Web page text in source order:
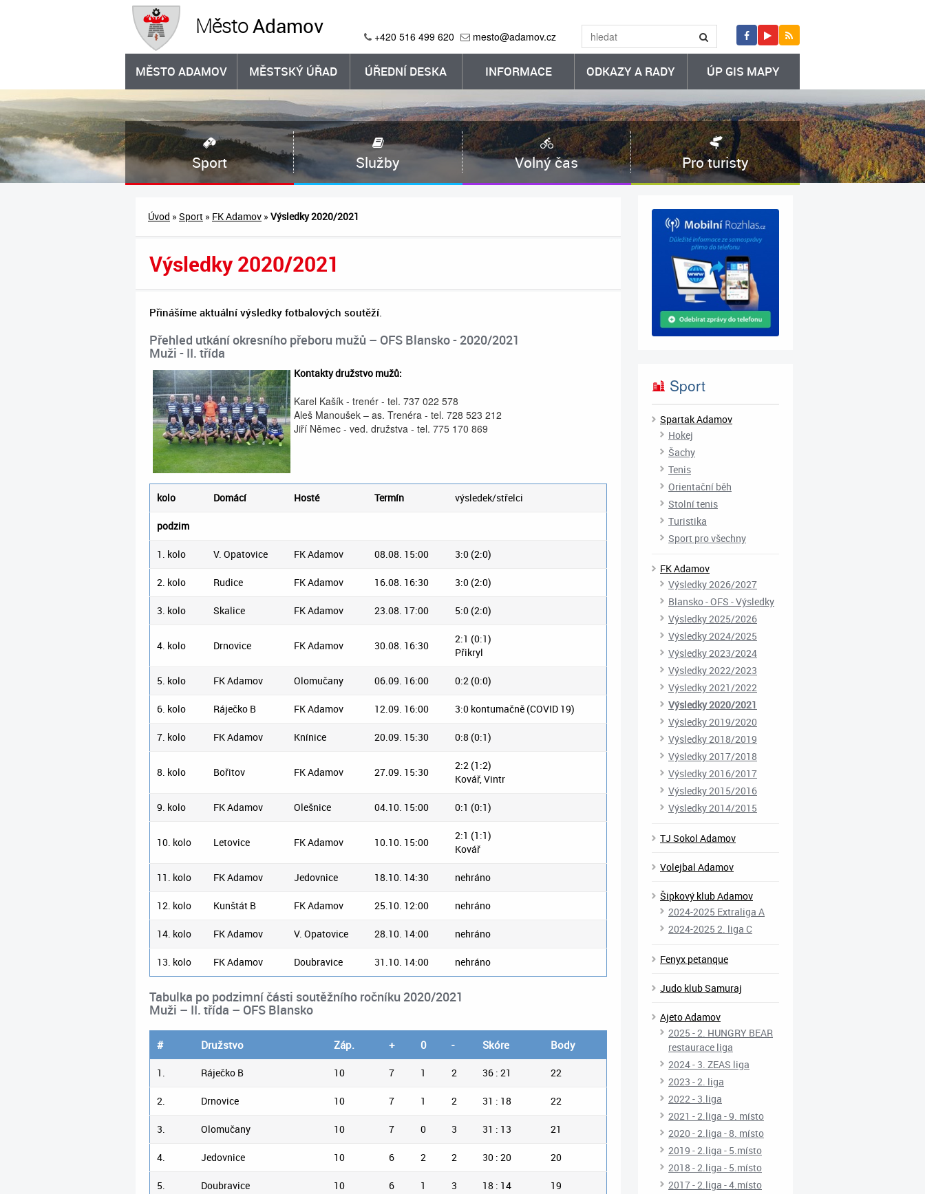
MěstoAdamov +420 516 499 620 mesto@adamov.cz
MĚSTO ADAMOV MĚSTSKÝ ÚŘAD ÚŘEDNÍ DESKA INFORMACE ODKAZY A RADY ÚP GIS MAPY
Sport Služby Volný čas Pro turisty
Úvod » Sport » FK Adamov » Výsledky 2020/2021
Výsledky 2020/2021
Přinášíme aktuální výsledky fotbalových soutěží.
Přehled utkání okresního přeboru mužů – OFS Blansko - 2020/2021
Muži - II. třída
Kontakty družstvo mužů:
Karel Kašík - trenér - tel. 737 022 578
Aleš Manoušek – as. Trenéra - tel. 728 523 212
Jiří Němec - ved. družstva - tel. 775 170 869
kolo Domácí Hosté Termín výsledek/střelci
podzim
1. kolo V. Opatovice FK Adamov 08.08. 15:00 3:0 (2:0)
2. kolo Rudice FK Adamov 16.08. 16:30 3:0 (2:0)
3. kolo Skalice FK Adamov 23.08. 17:00 5:0 (2:0)
4. kolo Drnovice FK Adamov 30.08. 16:30
2:1 (0:1)
Přikryl
5. kolo FK Adamov Olomučany 06.09. 16:00 0:2 (0:0)
6. kolo Ráječko B FK Adamov 12.09. 16:00 3:0 kontumačně (COVID 19)
7. kolo FK Adamov Knínice 20.09. 15:30 0:8 (0:1)
8. kolo Bořitov FK Adamov 27.09. 15:30
2:2 (1:2)
Kovář, Vintr
9. kolo FK Adamov Olešnice 04.10. 15:00 0:1 (0:1)
10. kolo Letovice FK Adamov 10.10. 15:00
2:1 (1:1)
Kovář
11. kolo FK Adamov Jedovnice 18.10. 14:30 nehráno
12. kolo Kunštát B FK Adamov 25.10. 12:00 nehráno
14. kolo FK Adamov V. Opatovice 28.10. 14:00 nehráno
13. kolo FK Adamov Doubravice 31.10. 14:00 nehráno
Tabulka po podzimní části soutěžního ročníku 2020/2021
Muži – II. třída – OFS Blansko
# Družstvo Záp. + 0 - Skóre Body
1. Ráječko B 10 7 1 2 36 : 21 22
2. Drnovice 10 7 1 2 31 : 18 22
3. Olomučany 10 7 0 3 31 : 13 21
4. Jedovnice 10 6 2 2 30 : 20 20
5. Doubravice 10 6 1 3 18 : 14 19
Sport
Spartak Adamov
Hokej
Šachy
Tenis
Orientační běh
Stolní tenis
Turistika
Sport pro všechny
FK Adamov
Výsledky 2026/2027
Blansko - OFS - Výsledky
Výsledky 2025/2026
Výsledky 2024/2025
Výsledky 2023/2024
Výsledky 2022/2023
Výsledky 2021/2022
Výsledky 2020/2021
Výsledky 2019/2020
Výsledky 2018/2019
Výsledky 2017/2018
Výsledky 2016/2017
Výsledky 2015/2016
Výsledky 2014/2015
TJ Sokol Adamov
Volejbal Adamov
Šipkový klub Adamov
2024-2025 Extraliga A
2024-2025 2. liga C
Fenyx petanque
Judo klub Samuraj
Ajeto Adamov
2025 - 2. HUNGRY BEAR
restaurace liga
2024 - 3. ZEAS liga
2023 - 2. liga
2022 - 3.liga
2021 - 2.liga - 9. místo
2020 - 2.liga - 8. místo
2019 - 2.liga - 5.místo
2018 - 2.liga - 5.místo
2017 - 2.liga - 4.místo